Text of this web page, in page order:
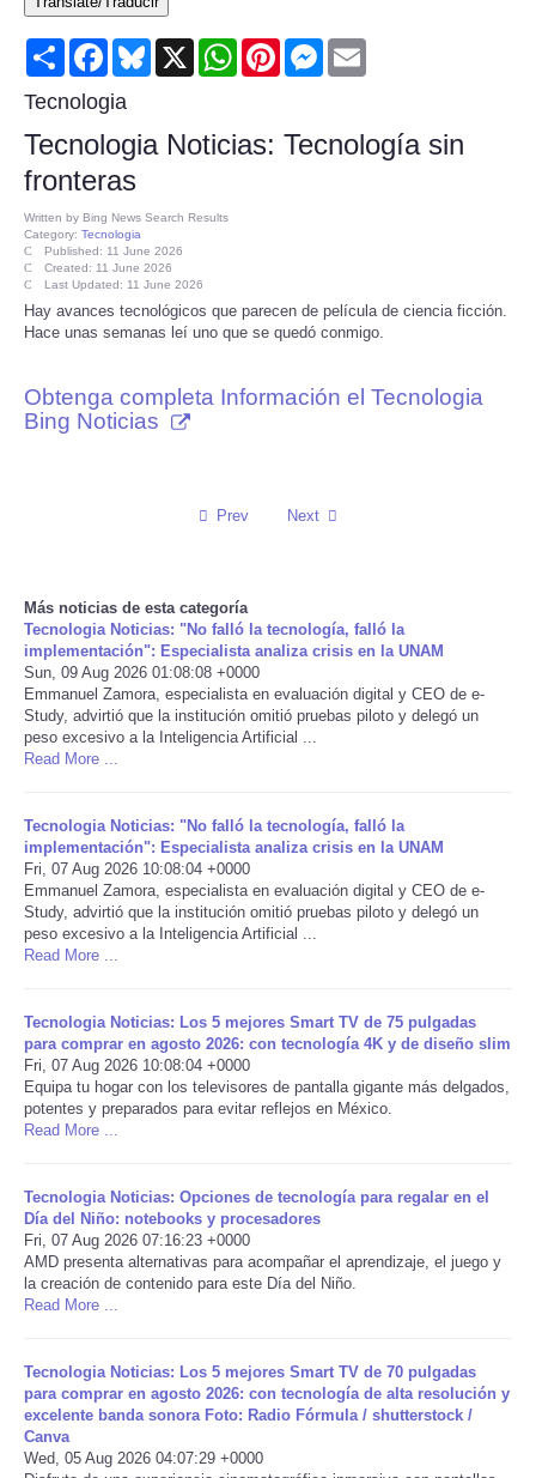
Consumer
Consumer Affairs Recalls
Food & Drug Recalls
Product Safety News
Entertainment
Health
Pets
Science
Social
Sports
Technology
Travel
USA
NOTICIAS
Portada de Noticias
Ciencia
Deportes
Especiales
Share FacebookBluesky
X WhatsAppPinterestMessenger
Tecnologia
Tecnologia Noticias: Tecnología sin
fronteras
Written by Bing News Search Results
Category: Tecnologia
Published: 11 June 2026
Created: 11 June 2026
Last Updated: 11 June 2026
Hay avances tecnológicos que parecen de película de ciencia ficción.
Hace unas semanas leí uno que se quedó conmigo.
Obtenga completa Información el Tecnologia
Bing Noticias
Prev Next
Más noticias de esta categoría
Tecnologia Noticias: "No falló la tecnología, falló la
implementación": Especialista analiza crisis en la UNAM
Sun, 09 Aug 2026 01:08:08 +0000
Emmanuel Zamora, especialista en evaluación digital y CEO de e-
Study, advirtió que la institución omitió pruebas piloto y delegó un
peso excesivo a la Inteligencia Artificial ...
Read More ...
Tecnologia Noticias: "No falló la tecnología, falló la
implementación": Especialista analiza crisis en la UNAM
Fri, 07 Aug 2026 10:08:04 +0000
Emmanuel Zamora, especialista en evaluación digital y CEO de e-
Study, advirtió que la institución omitió pruebas piloto y delegó un
peso excesivo a la Inteligencia Artificial ...
Read More ...
Tecnologia Noticias: Los 5 mejores Smart TV de 75 pulgadas
para comprar en agosto 2026: con tecnología 4K y de diseño slim
Fri, 07 Aug 2026 10:08:04 +0000
Equipa tu hogar con los televisores de pantalla gigante más delgados,
potentes y preparados para evitar reflejos en México.
Read More ...
Tecnologia Noticias: Opciones de tecnología para regalar en el
Día del Niño: notebooks y procesadores
Fri, 07 Aug 2026 07:16:23 +0000
AMD presenta alternativas para acompañar el aprendizaje, el juego y
la creación de contenido para este Día del Niño.
Read More ...
Tecnologia Noticias: Los 5 mejores Smart TV de 70 pulgadas
para comprar en agosto 2026: con tecnología de alta resolución y
excelente banda sonora Foto: Radio Fórmula / shutterstock /
Canva
Wed, 05 Aug 2026 04:07:29 +0000